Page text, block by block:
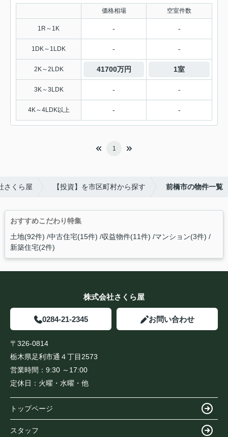
価格相場 空室件数
1R～1K - -
1DK～1LDK - -
2K～2LDK 41700万円 1室
3K～3LDK - -
4K～4LDK以上 - -
1
さくら屋 【投資】を市区町村から探す 前橋市の物件一覧
おすすめこだわり特集
土地(92件) 中古住宅(15件) 収益物件(11件) マンション(3件)
新築住宅(2件)
株式会社さくら屋
0284-21-2345 お問い合わせ
〒326-0814
栃木県足利市通４丁目2573
営業時間： 9:30 ～17:00
定休日： 火曜・水曜・他
トップページ
スタッフ